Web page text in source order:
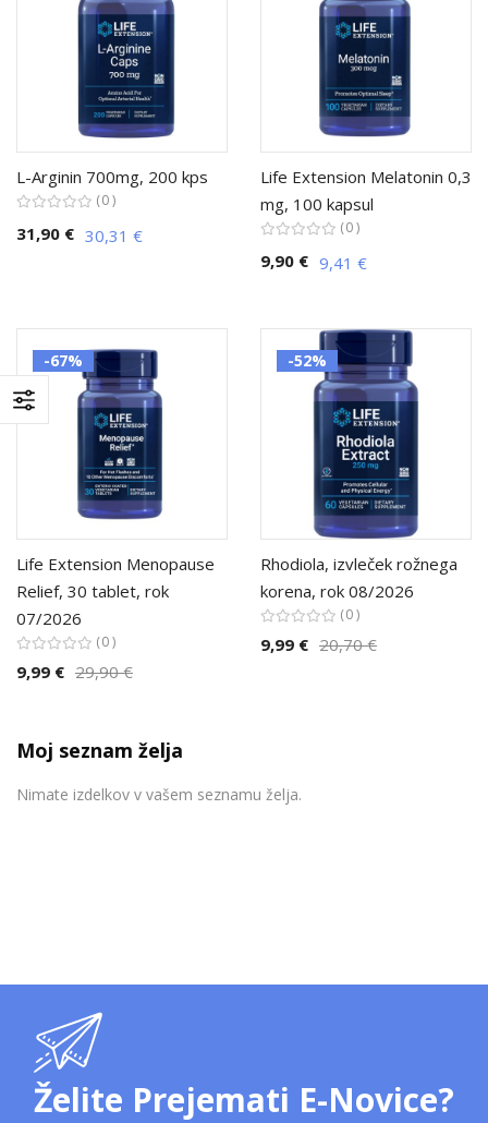
L-Arginin 700mg, 200 kps
0
31,90 € 30,31 €
Life Extension Melatonin 0,3
mg, 100 kapsul
0
9,90 € 9,41 €
-67%
Life Extension Menopause
Relief, 30 tablet, rok
07/2026
0
9,99 € 29,90 €
-52%
Rhodiola, izvleček rožnega
korena, rok 08/2026
0
9,99 € 20,70 €
Moj seznam želja
Nimate izdelkov v vašem seznamu želja.
Želite Prejemati E-Novice?